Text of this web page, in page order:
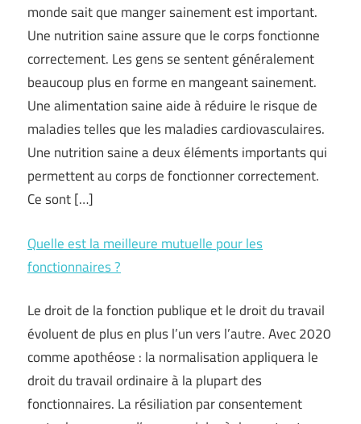
monde sait que manger sainement est important.
Une nutrition saine assure que le corps fonctionne
correctement. Les gens se sentent généralement
beaucoup plus en forme en mangeant sainement.
Une alimentation saine aide à réduire le risque de
maladies telles que les maladies cardiovasculaires.
Une nutrition saine a deux éléments importants qui
permettent au corps de fonctionner correctement.
Ce sont […]
Quelle est la meilleure mutuelle pour les
fonctionnaires ?
Le droit de la fonction publique et le droit du travail
évoluent de plus en plus l’un vers l’autre. Avec 2020
comme apothéose : la normalisation appliquera le
droit du travail ordinaire à la plupart des
fonctionnaires. La résiliation par consentement